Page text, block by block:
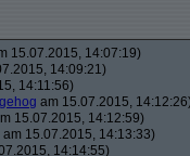
15.07.2015, 14:07:19)
14:09:21)
14:11:56)
am 15.07.2015,
15.07.2015, 14:12:59)
am 15.07.2015, 14:13:33)
14:14:55)